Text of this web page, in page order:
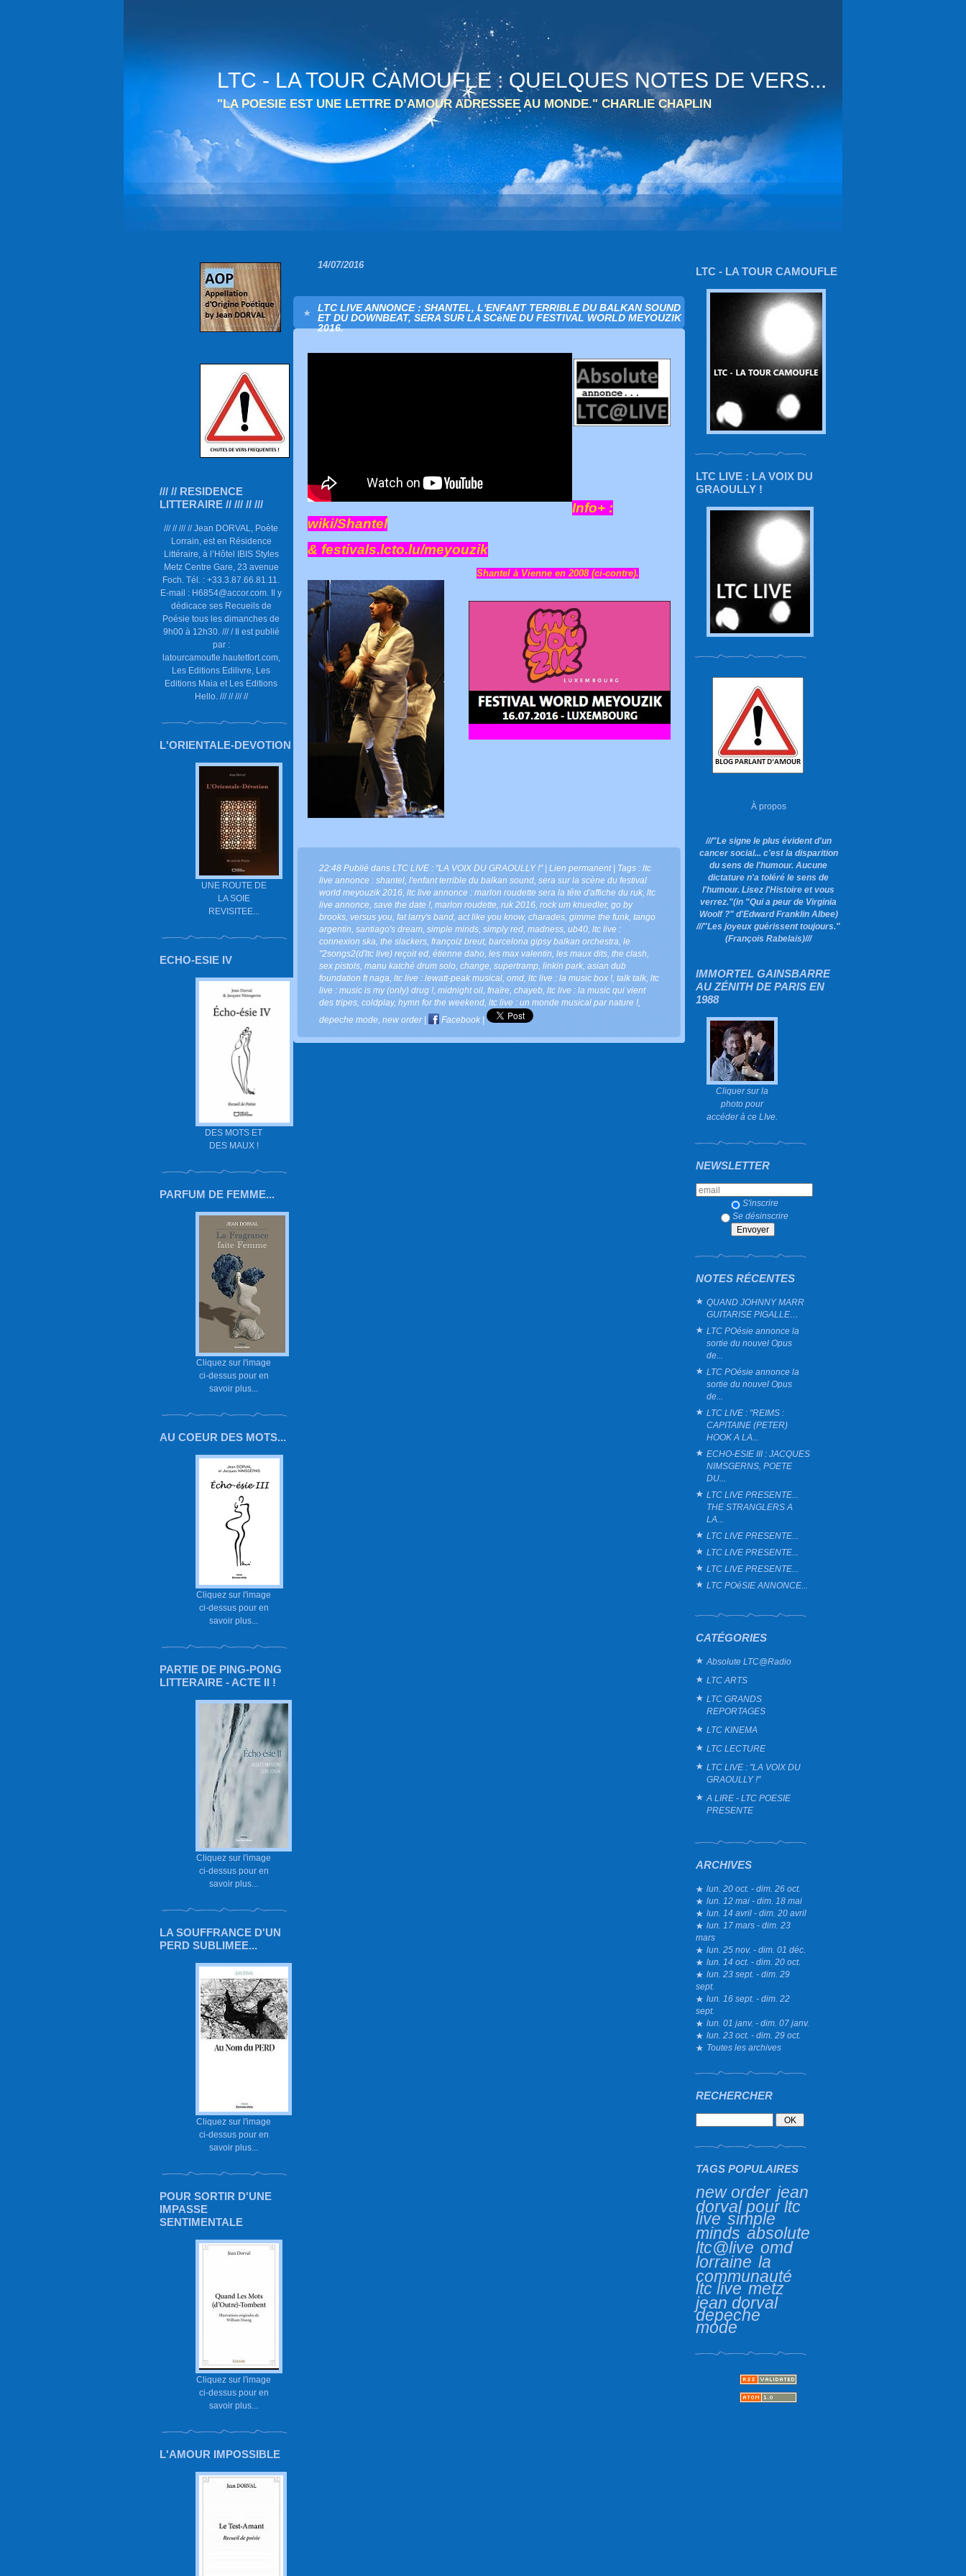
LTC - LA TOUR CAMOUFLE : QUELQUES NOTES DE VERS...
"LA POESIE EST UNE LETTRE D’AMOUR ADRESSEE AU MONDE." CHARLIE CHAPLIN
/// // RESIDENCE
LITTERAIRE // /// // ///
/// // /// // Jean DORVAL, Poète
Lorrain, est en Résidence
Littéraire, à l’Hôtel IBIS Styles
Metz Centre Gare, 23 avenue
Foch. Tél. : +33.3.87.66.81.11.
E-mail : H6854@accor.com. Il y
dédicace ses Recueils de
Poésie tous les dimanches de
9h00 à 12h30. /// / Il est publié
par :
latourcamoufle.hautetfort.com,
Les Editions Edilivre, Les
Editions Maia et Les Editions
Hello. /// // /// //
L'ORIENTALE-DEVOTION
UNE ROUTE DE
LA SOIE
REVISITEE...
ECHO-ESIE IV
DES MOTS ET
DES MAUX !
PARFUM DE FEMME...
Cliquez sur l'image
ci-dessus pour en
savoir plus...
AU COEUR DES MOTS...
Cliquez sur l'image
ci-dessus pour en
savoir plus...
PARTIE DE PING-PONG
LITTERAIRE - ACTE II !
Cliquez sur l'image
ci-dessus pour en
savoir plus...
LA SOUFFRANCE D'UN
PERD SUBLIMEE...
Cliquez sur l'image
ci-dessus pour en
savoir plus...
POUR SORTIR D'UNE
IMPASSE
SENTIMENTALE
Cliquez sur l'image
ci-dessus pour en
savoir plus...
L'AMOUR IMPOSSIBLE
LTC - LA TOUR CAMOUFLE
LTC LIVE : LA VOIX DU
GRAOULLY !
À propos
///"Le signe le plus évident d'un
cancer social... c'est la disparition
du sens de l'humour. Aucune
dictature n'a toléré le sens de
l'humour. Lisez l'Histoire et vous
verrez."(in "Qui a peur de Virginia
Woolf ?"d'Edward Franklin Albee)
///"Les joyeux guérissent toujours."
(François Rabelais)///
IMMORTEL GAINSBARRE
AU ZÉNITH DE PARIS EN
1988
Cliquer sur la
photo pour
accéder à ce LIve.
NEWSLETTER
S'inscrire
Se désinscrire
NOTES RÉCENTES
QUAND JOHNNY MARR
GUITARISE PIGALLE…
LTC POésie annonce la
sortie du nouvel Opus
de...
LTC POésie annonce la
sortie du nouvel Opus
de...
LTC LIVE : "REIMS :
CAPITAINE (PETER)
HOOK A LA...
ECHO-ESIE III : JACQUES
NIMSGERNS, POETE
DU...
LTC LIVE PRESENTE...
THE STRANGLERS A
LA...
LTC LIVE PRESENTE...
LTC LIVE PRESENTE...
LTC LIVE PRESENTE...
LTC POéSIE ANNONCE...
CATÉGORIES
Absolute LTC@Radio
LTC ARTS
LTC GRANDS
REPORTAGES
LTC KINEMA
LTC LECTURE
LTC LIVE : "LA VOIX DU
GRAOULLY !"
A LIRE - LTC POESIE
PRESENTE
ARCHIVES
lun. 20 oct. - dim. 26 oct.
lun. 12 mai - dim. 18 mai
lun. 14 avril - dim. 20 avril
lun. 17 mars - dim. 23
mars
lun. 25 nov. - dim. 01 déc.
lun. 14 oct. - dim. 20 oct.
lun. 23 sept. - dim. 29
sept.
lun. 16 sept. - dim. 22
sept.
lun. 01 janv. - dim. 07 janv.
lun. 23 oct. - dim. 29 oct.
Toutes les archives
RECHERCHER
TAGS POPULAIRES
new order jean
dorval pour ltc
live simple
minds absolute
ltc@live omd
lorraine la
communauté
ltc live metz
jean dorval
depeche
mode
14/07/2016
LTC LIVE ANNONCE : SHANTEL, L'ENFANT TERRIBLE DU BALKAN SOUND
ET DU DOWNBEAT, SERA SUR LA SCèNE DU FESTIVAL WORLD MEYOUZIK
2016.
Info+ :
wiki/Shantel
& festivals.lcto.lu/meyouzik
Shantel à Vienne en 2008 (ci-contre).
22:48 Publié dans LTC LIVE : "LA VOIX DU GRAOULLY !"| Lien permanent| Tags : ltc
live annonce : shantel l'enfant terrible du balkan sound sera sur la scène du festival
world meyouzik 2016 ltc live annonce : marlon roudette sera la tête d'affiche du ruk ltc
live annonce save the date ! marlon roudette ruk 2016 rock um knuedler, go by
brooks versus you fat larry's band act like you know, charades gimme the funk tango
argentin santiago's dream simple minds simply red madness ub40 ltc live :
connexion ska the slackers françoiz breut, barcelona gipsy balkan orchestra le
"2songs2(d'ltc live) reçoit ed étienne daho les max valentin les maux dits the clash
sex pistols manu katché drum solo change supertramp linkin park asian dub
foundation ft naga ltc live : lewatt-peak musical omd ltc live : la music box ! talk talk ltc
live : music is my (only) drug ! midnight oil fnaïre chayeb ltc live : la music qui vient
des tripes coldplay, hymn for the weekend ltc live : un monde musical par nature !
depeche mode new order| Facebook |